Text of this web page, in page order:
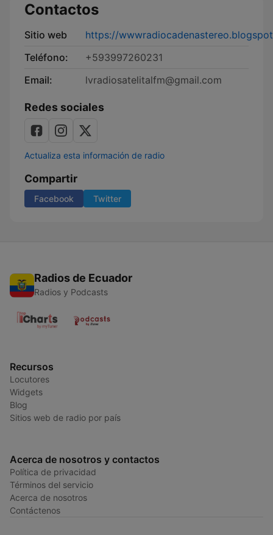
Contactos
Sitio web
https://
Teléfono:
+593997260231
Email:
lvradiosatelitalfm@gmail.com
Redes sociales
Actualiza esta información de radio
Compartir
Facebook Twitter
Radios de Ecuador
Radios y Podcasts
Recursos
Locutores
Widgets
Blog
Sitios web de radio por país
Acerca de nosotros y contactos
Política de privacidad
Términos del servicio
Acerca de nosotros
Contáctenos